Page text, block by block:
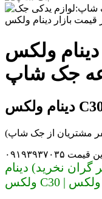
دینام ولکس C30 شرکتی و اصلی
جک شاپ
نخرید) دینام